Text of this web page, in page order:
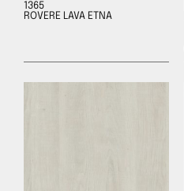
1365
ROVERE LAVA ETNA